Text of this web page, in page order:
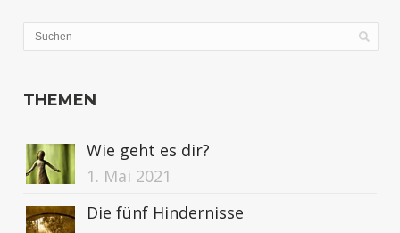
THEMEN
Wie geht es dir?
1. Mai 2021
Die fünf Hindernisse